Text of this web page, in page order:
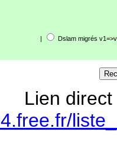
| Dslam migrés
Lien